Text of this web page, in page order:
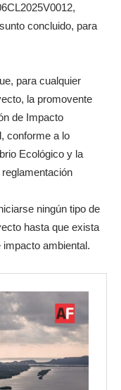
concluido, para
para cualquier
la promovente
de Impacto
conforme a lo
Ecológico y la
ningún tipo de
hasta que exista
ambiental.